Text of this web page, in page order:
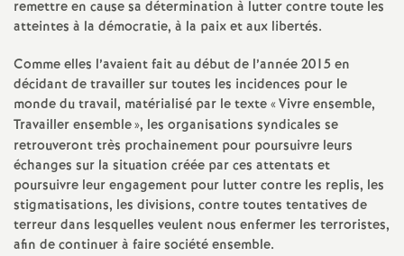
s
remettre en cause sa détermination à lutter contre toute les
atteintes à la démocratie, à la paix et aux libertés.
Comme elles l’avaient fait au début de l’année 2015 en
décidant de travailler sur toutes les incidences pour le
monde du travail, matérialisé par le texte «Vivre ensemble,
Travailler ensemble», les organisations syndicales se
retrouveront très prochainement pour poursuivre leurs
échanges sur la situation créée par ces attentats et
poursuivre leur engagement pour lutter contre les replis, les
stigmatisations, les divisions, contre toutes tentatives de
terreur dans lesquelles veulent nous enfermer les terroristes,
afin de continuer à faire société ensemble.